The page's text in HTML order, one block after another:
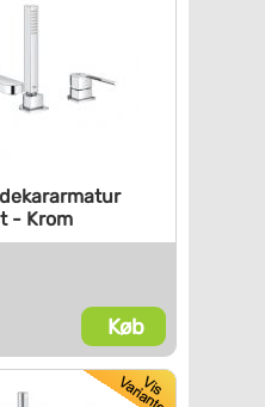
- Krom
Køb